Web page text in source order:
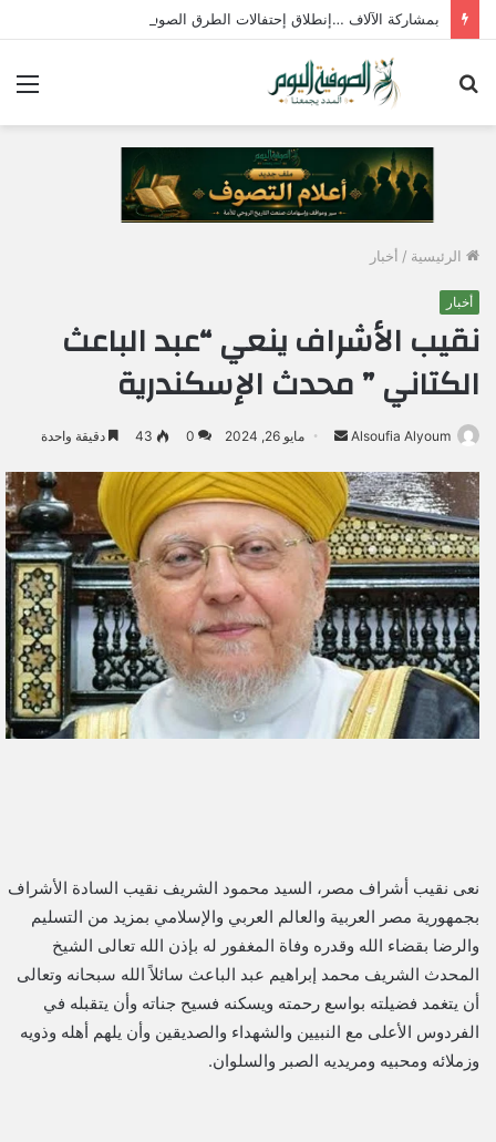
الرئيسية / أخبار
أخبار
نقيب الأشراف ينعي “عبد الباعث
الكتاني ” محدث الإسكندرية
Alsoufia Alyoum
س
ل
ب
ر
ي
د
ا
ا
مايو 26, 2024 0
43 دقيقة واحدة
نعى نقيب أشراف مصر، السيد محمود الشريف نقيب السادة الأشراف
بجمهورية مصر العربية والعالم العربي والإسلامي بمزيد من التسليم
والرضا بقضاء الله وقدره وفاة المغفور له بإذن الله تعالى الشيخ
المحدث الشريف محمد إبراهيم عبد الباعث سائلاً الله سبحانه وتعالى
أن يتغمد فضيلته بواسع رحمته ويسكنه فسيح جناته وأن يتقبله في
الفردوس الأعلى مع النبيين والشهداء والصديقين وأن يلهم أهله وذويه
وزملائه ومحبيه ومريديه الصبر والسلوان.